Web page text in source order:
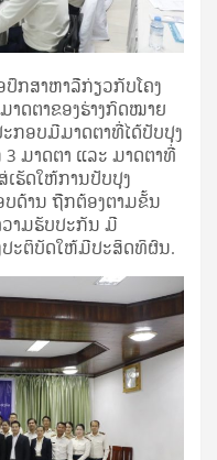
ກສາຫາລືກ່ຽວກັບໂຄງ
າດຕາຂອງຮ່າງກົດໝາຍ
ກອບມີມາດຕາທີ່ໄດ້ປັບປຸງ
ມາດຕາ ແລະ ມາດຕາທີ່
ຮັດໃຫ້ການປັບປຸງ
ດ້ານ ຖືກຕ້ອງຕາມຂັ້ນ
າມຮັບປະກັນ ມີ
ປະຕິບັດໃຫ້ມີປະສິດທິຜົນ.